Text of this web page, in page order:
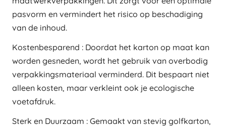
pasvorm en vermindert het risico op beschadiging
van de inhoud.
Kostenbesparend : Doordat het karton op maat kan
worden gesneden, wordt het gebruik van overbodig
verpakkingsmateriaal verminderd. Dit bespaart niet
alleen kosten, maar verkleint ook je ecologische
voetafdruk.
Sterk en Duurzaam : Gemaakt van stevig golfkarton,